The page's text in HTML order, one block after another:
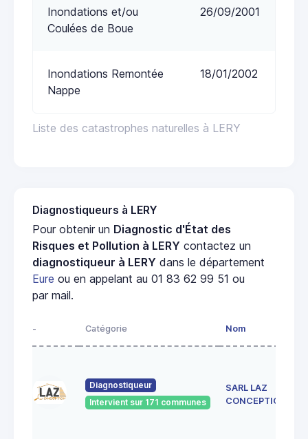
Liste des catastrophes naturelles à LERY
Inondations et/ou
Coulées de Boue
26/09/2001
Inondations Remontée
Nappe
18/01/2002
Diagnostiqueurs à LERY
Pour obtenir un Diagnostic d'État des
Risques et Pollution à LERY contactez un
diagnostiqueur à LERY dans le département
Eure ou en appelant au 01 83 62 99 51 ou
par mail.
- Catégorie Nom
Diagnostiqueur
Intervient sur 171 communes
SARL LAZ
CONCEPTION